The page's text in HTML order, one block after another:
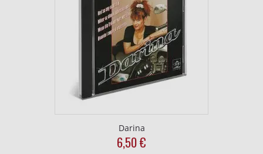
Darina
6,50€